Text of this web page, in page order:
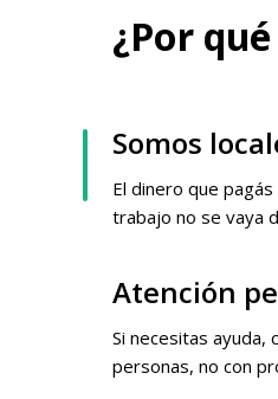
¿Por
Somos
El dinero que
trabajo no se vaya
Atención
Si necesitas ayuda,
personas, no con